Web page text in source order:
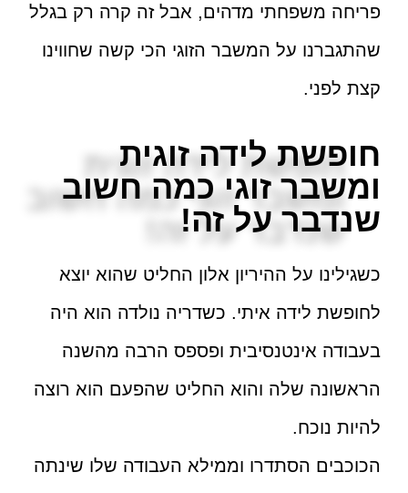
פריחה משפחתי מדהים, אבל זה קרה רק בגלל
שהתגברנו על המשבר הזוגי הכי קשה שחווינו
קצת לפני.
חופשת לידה זוגית
ומשבר זוגי כמה חשוב
שנדבר על זה!
כשגילינו על ההיריון אלון החליט שהוא יוצא
לחופשת לידה איתי. כשדריה נולדה הוא היה
בעבודה אינטנסיבית ופספס הרבה מהשנה
הראשונה שלה והוא החליט שהפעם הוא רוצה
להיות נוכח.
הכוכבים הסתדרו וממילא העבודה שלו שינתה